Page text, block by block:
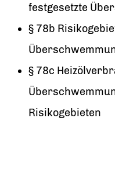
festgesetzte
§ 78b
§ 78c
Risikogebieten